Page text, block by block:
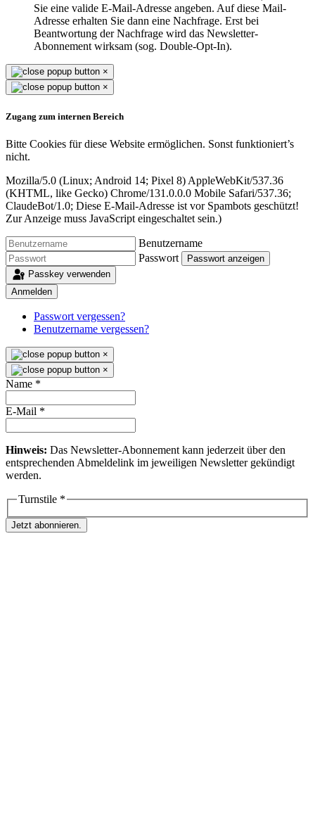
Sie eine valide E-Mail-Adresse angeben. Auf diese Mail-
Adresse erhalten Sie dann eine Nachfrage. Erst bei
Beantwortung der Nachfrage wird das Newsletter-
Abonnement wirksam (sog. Double-Opt-In).
×
×
Zugang zum internen Bereich
Bitte Cookies für diese Website ermöglichen. Sonst funktioniert’s
nicht.
Mozilla/5.0 (Linux; Android 14; Pixel 8) AppleWebKit/537.36
(KHTML, like Gecko) Chrome/131.0.0.0 Mobile Safari/537.36;
ClaudeBot/1.0; Diese E-Mail-Adresse ist vor Spambots geschützt!
Zur Anzeige muss JavaScript eingeschaltet sein.)
Benutzername
Passwort
Passwort anzeigen
Passkey verwenden
Anmelden
Passwort vergessen?
Benutzername vergessen?
×
×
Name *
E-Mail *
Hinweis: Das Newsletter-Abonnement kann jederzeit über den
entsprechenden Abmeldelink im jeweiligen Newsletter gekündigt
werden.
Turnstile *
Jetzt abonnieren.